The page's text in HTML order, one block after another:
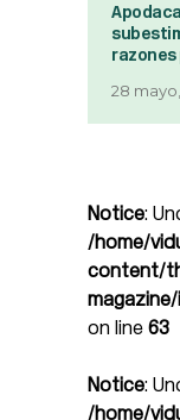
razones
28
Notice:
/home/
content/
on line 63
Notice:
/home/